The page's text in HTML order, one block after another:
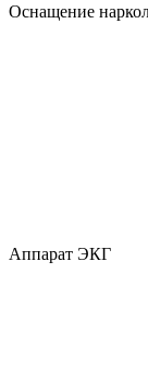
Оснащение
Аппарат ЭКГ